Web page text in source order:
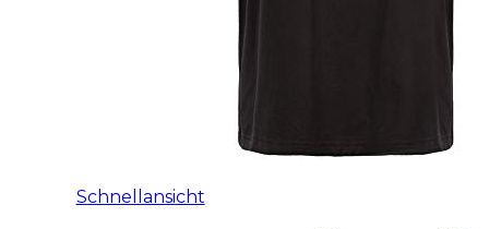
Schnellansicht